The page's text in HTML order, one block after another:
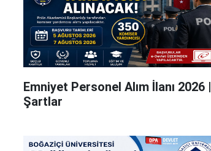
Emniyet Personel Alım İlanı 2026 |
Şartlar